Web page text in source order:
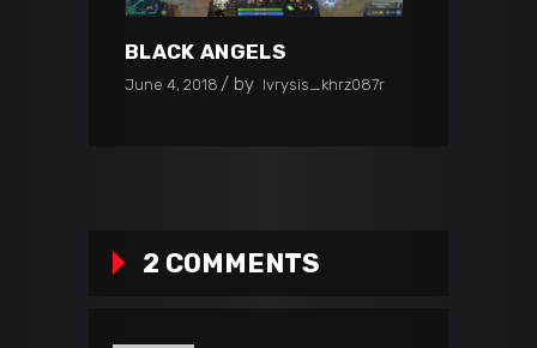
BLACK ANGELS
June 4, 2018 by lvrysis_khrz087r
2 COMMENTS